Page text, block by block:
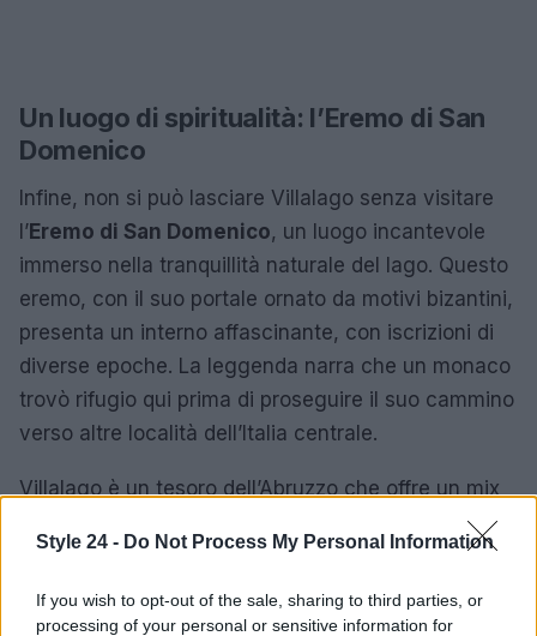
Style 24 - Do Not Process My Personal Information
If you wish to opt-out of the sale, sharing to third parties, or
processing of your personal or sensitive information for
Un luogo di spiritualità: l’Eremo di San
Domenico
Infine, non si può lasciare Villalago senza visitare
l’Eremo di San Domenico, un luogo incantevole
immerso nella tranquillità naturale del lago. Questo
eremo, con il suo portale ornato da motivi bizantini,
presenta un interno affascinante, con iscrizioni di
diverse epoche. La leggenda narra che un monaco
trovò rifugio qui prima di proseguire il suo cammino
verso altre località dell’Italia centrale.
Villalago è un tesoro dell’Abruzzo che offre un mix
perfetto di storia, natura e spiritualità. Che si tratti
di passeggiare nel centro storico, esplorare i laghi
o visitare le chiese, ogni angolo di questo borgo
racconta una storia unica, rendendo la visita